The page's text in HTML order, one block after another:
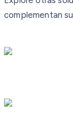
complementan